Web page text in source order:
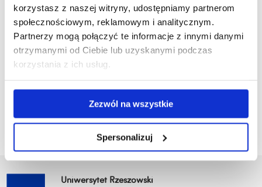
korzystasz z naszej witryny, udostępniamy partnerom
społecznościowym, reklamowym i analitycznym.
Partnerzy mogą połączyć te informacje z innymi danymi
otrzymanymi od Ciebie lub uzyskanymi podczas
korzystania z ich usług.
Zezwól na wszystkie
Spersonalizuj
W 2021 r. planuje się realizację następujących działań
badawczych: a) kwerenda
i analiza literatury przedmiotu oraz aktów normatywnych; b)
określenie zakresu przedmiotowego badań; c) wybór
jednostek samorządu terytorialnego w celu przeprowadzenia
badania pilotażowego.
Uniwersytet Rzeszowski